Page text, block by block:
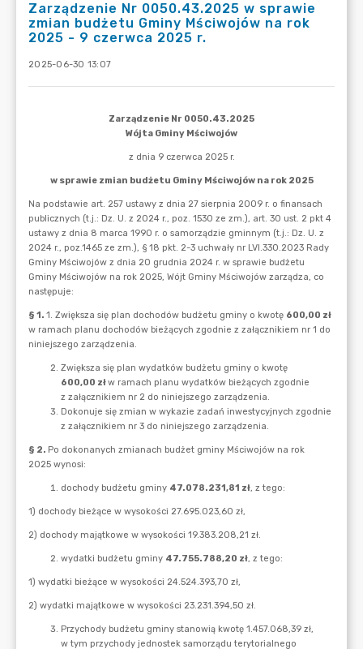
Zarządzenie Nr 0050.43.2025 w sprawie
zmian budżetu Gminy Mściwojów na rok
2025 - 9 czerwca 2025 r.
2025-06-30 13:07